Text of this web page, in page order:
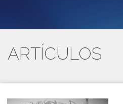
ARTÍCULOS